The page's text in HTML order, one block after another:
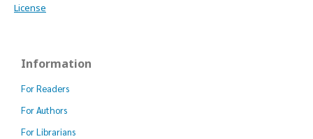
License
Information
For Readers
For Authors
For Librarians